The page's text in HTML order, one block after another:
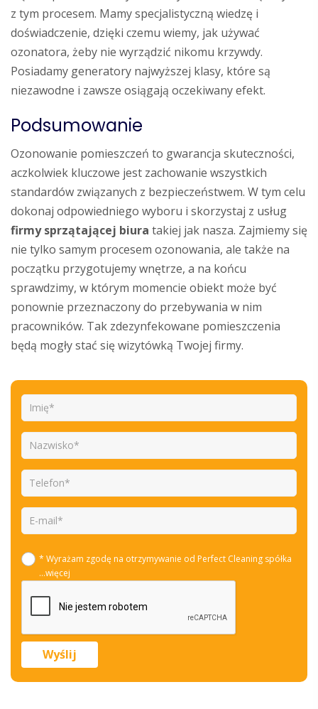
z tym procesem. Mamy specjalistyczną wiedzę i
doświadczenie, dzięki czemu wiemy, jak używać
ozonatora, żeby nie wyrządzić nikomu krzywdy.
Posiadamy generatory najwyższej klasy, które są
niezawodne i zawsze osiągają oczekiwany efekt.
Podsumowanie
Ozonowanie pomieszczeń to gwarancja skuteczności,
aczkolwiek kluczowe jest zachowanie wszystkich
standardów związanych z bezpieczeństwem. W tym celu
dokonaj odpowiedniego wyboru i skorzystaj z usług
firmy sprzątającej biura takiej jak nasza. Zajmiemy się
nie tylko samym procesem ozonowania, ale także na
początku przygotujemy wnętrze, a na końcu
sprawdzimy, w którym momencie obiekt może być
ponownie przeznaczony do przebywania w nim
pracowników. Tak zdezynfekowane pomieszczenia
będą mogły stać się wizytówką Twojej firmy.
* Wyrażam zgodę na otrzymywanie od Perfect Cleaning spółka
...więcej